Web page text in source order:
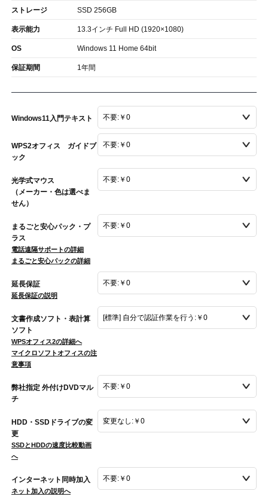
ストレージ SSD 256GB
表示能力 13.3インチ Full HD (1920×1080)
OS Windows 11 Home 64bit
保証期間 1年間
Windows11入門テキスト
WPS2オフィス ガイドブ
ック
光学式マウス
（メーカー・色は選べま
せん）
まるごと安心パック・プ
ラス
電話遠隔サポートの詳細
まるごと安心パックの詳細
延長保証
延長保証の説明
文書作成ソフト・表計算
ソフト
WPSオフィス2の詳細へ
マイクロソフトオフィスの注
意事項
弊社指定 外付けDVDマル
チ
HDD・SSDドライブの変
更
SSDとHDDの速度比較動画
へ
インターネット同時加入
ネット加入の説明へ